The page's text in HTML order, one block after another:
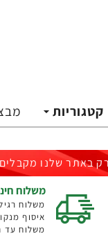
קטגוריות
באתר שלנו מקבלים 5% הנחה על הקנייה
משלוח חינם בקניה
משלוח
איסוף
משלוח עד